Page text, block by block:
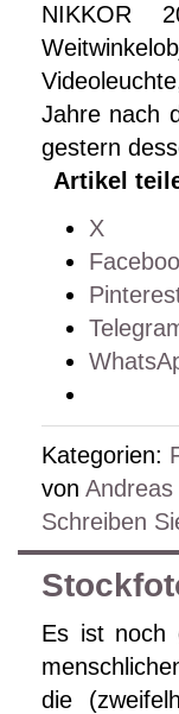
NIKKOR
Jahre nach
gestern
Artikel
X
Kategorien:
von
Schreiben
Es ist noch
die